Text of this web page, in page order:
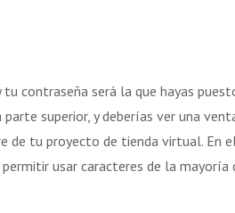
contraseña será la que hayas
superior, y deberías ver una
de tu proyecto de tienda virtual. En
usar caracteres de la mayoría